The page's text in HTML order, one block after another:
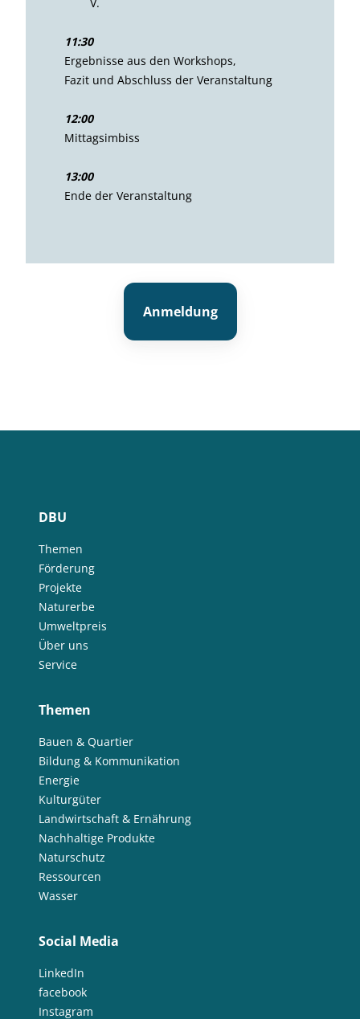
11:30
Ergebnisse aus den Workshops,
Fazit und Abschluss der Veranstaltung
12:00
Mittagsimbiss
13:00
Ende der Veranstaltung
Anmeldung
DBU
Themen
Förderung
Projekte
Naturerbe
Umweltpreis
Über uns
Service
Themen
Bauen & Quartier
Bildung & Kommunikation
Energie
Kulturgüter
Landwirtschaft & Ernährung
Nachhaltige Produkte
Naturschutz
Ressourcen
Wasser
Social Media
LinkedIn
facebook
Instagram